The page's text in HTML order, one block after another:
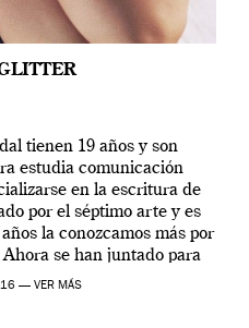
tienen 19 años y son
estudia comunicación
en la escritura de
por el séptimo arte y es
la conozcamos más por
se han juntado para
una […]
— VER MÁS